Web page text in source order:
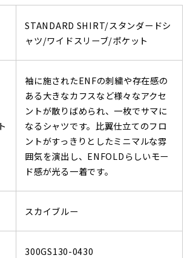
STANDARD SHIRT/スタンダードシ
ャツ/ワイドスリーブ/ポケット
袖に施されたENFの刺繍や存在感の
ある大きなカフスなど様々なアクセ
ントが散りばめられ、一枚でサマに
なるシャツです。比翼仕立てのフロ
ントがすっきりとしたミニマルな雰
囲気を演出し、ENFOLDらしいモー
ド感が光る一着です。
スカイブルー
300GS130-0430